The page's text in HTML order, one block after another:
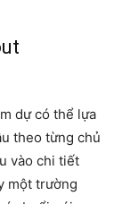
dự có thể lựa
theo từng chủ
vào chi tiết
một trường